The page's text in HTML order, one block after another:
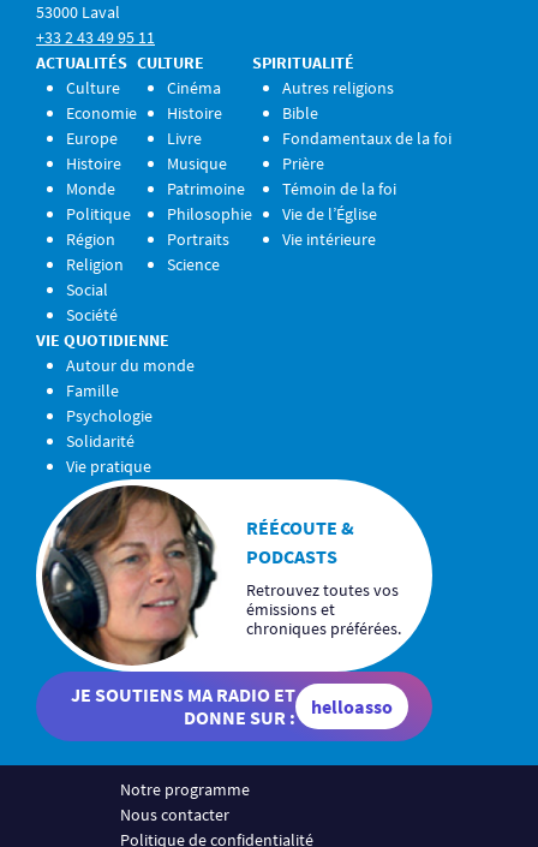
53000 Laval
+33 2 43 49 95 11
ACTUALITÉS
Culture
Economie
Europe
Histoire
Monde
Politique
Région
Religion
Social
Société
CULTURE
Cinéma
Histoire
Livre
Musique
Patrimoine
Philosophie
Portraits
Science
SPIRITUALITÉ
Autres religions
Bible
Fondamentaux de la foi
Prière
Témoin de la foi
Vie de l’Église
Vie intérieure
VIE QUOTIDIENNE
Autour du monde
Famille
Psychologie
Solidarité
Vie pratique
RÉÉCOUTE &
PODCASTS
Retrouvez toutes vos
émissions et
chroniques préférées.
JE SOUTIENS MA RADIO ET
DONNE SUR :
helloasso
Notre programme
Nous contacter
Politique de confidentialité